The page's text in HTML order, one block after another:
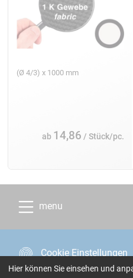
(Ø 4/3) x 1000 mm
ab 14,86 / Stück/pc.
menu
Cookie Einstellungen
Hier können Sie einsehen und